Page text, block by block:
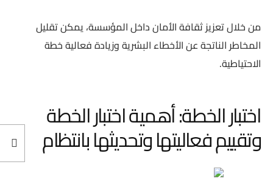
من خلال تعزيز ثقافة الأمان داخل المؤسسة، يمكن تقليل
المخاطر الناتجة عن الأخطاء البشرية وزيادة فعالية خطة
الاحتياطية.
اختبار الخطة: أهمية اختبار الخطة
وتقييم فعاليتها وتحديثها بانتظام